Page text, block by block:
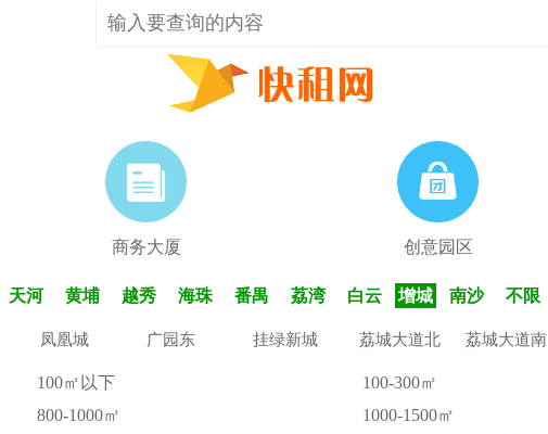
商务大厦 创意园区
天河 黄埔 越秀 海珠 番禺 荔湾 白云 增城 南沙 不限
凤凰城 广园东 挂绿新城 荔城大道北 荔城大道南
100㎡以下 100-300㎡
800-1000㎡
1000-1500㎡